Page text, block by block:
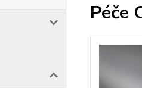
Péče